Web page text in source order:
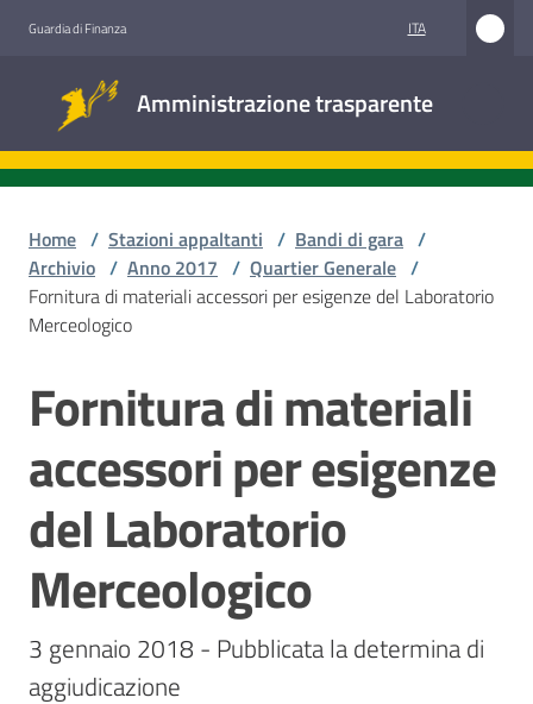
Guardia di Finanza ITA
Amministrazione trasparente
trasparente
Accesso
Stazioni
appaltanti
Contatti
Home / Stazioni appaltanti / Bandi di gara /
Archivio / Anno 2017 / Quartier Generale /
Fornitura di materiali accessori per esigenze del Laboratorio
Merceologico
Salta al contenuto
Fornitura di materiali
accessori per esigenze
del Laboratorio
Merceologico
3 gennaio 2018 - Pubblicata la determina di
aggiudicazione